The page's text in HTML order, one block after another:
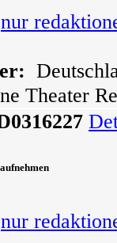
nur
Theater
aufnehmen
nur